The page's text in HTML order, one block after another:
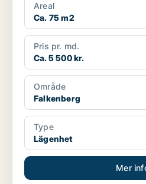
Areal
Ca. 75 m2
Pris pr. md.
Ca. 5 500 kr.
Område
Falkenberg
Type
Lägenhet
Mer